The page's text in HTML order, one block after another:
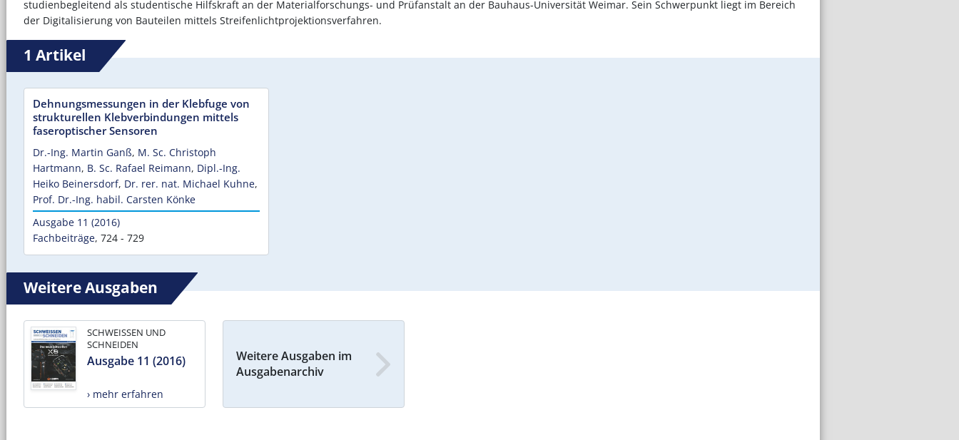
studienbegleitend als studentische Hilfskraft an der Materialforschungs- und Prüfanstalt an der Bauhaus-Universität Weimar. Sein Schwerpunkt liegt im Bereich
der Digitalisierung von Bauteilen mittels Streifenlichtprojektionsverfahren.
1 Artikel
Dehnungsmessungen in der Klebfuge von
strukturellen Klebverbindungen mittels
faseroptischer Sensoren
Dr.-Ing. Martin Ganß, M. Sc. Christoph
Hartmann, B. Sc. Rafael Reimann, Dipl.-Ing.
Heiko Beinersdorf, Dr. rer. nat. Michael Kuhne,
Prof. Dr.-Ing. habil. Carsten Könke
Ausgabe 11 (2016)
Fachbeiträge, 724 - 729
Weitere Ausgaben
SCHWEISSEN UND
SCHNEIDEN
Ausgabe 11 (2016)
› mehr erfahren
Weitere Ausgaben im
Ausgabenarchiv